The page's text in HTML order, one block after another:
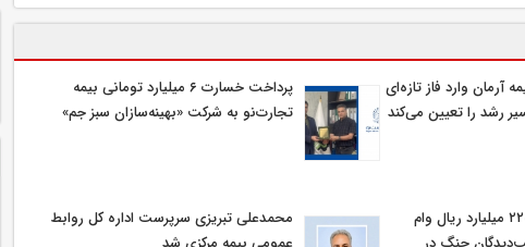
آرمان وارد فاز تازه‌ای
رشد را تعیین می‌کند
پرداخت خسارت ۶ میلیارد تومانی بیمه
تجارت‌نو به شرکت «بهینه‌سازان سبز جم»
تسهیل در پرداخت ۲۲۰۰ میلیارد ریال وام
محمدعلی تبریزی سرپرست اداره كل روابط